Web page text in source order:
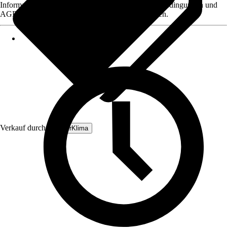
Verkauf durch: BoxAirKlima
Informationen des Verkäufers, wie z. B. Rückgabebedingungen und
AGB, finden Sie bei Klick auf den Verkäufernamen.